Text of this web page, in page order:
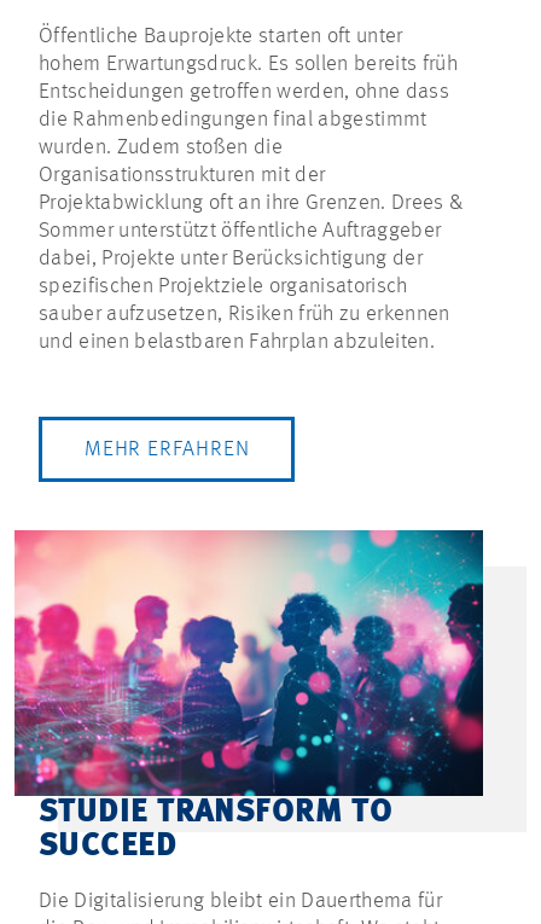
Öffentliche Bauprojekte starten oft unter
hohem Erwartungsdruck. Es sollen bereits früh
Entscheidungen getroffen werden, ohne dass
die Rahmenbedingungen final abgestimmt
wurden. Zudem stoßen die
Organisationsstrukturen mit der
Projektabwicklung oft an ihre Grenzen. Drees &
Sommer unterstützt öffentliche Auftraggeber
dabei, Projekte unter Berücksichtigung der
spezifischen Projektziele organisatorisch
sauber aufzusetzen, Risiken früh zu erkennen
und einen belastbaren Fahrplan abzuleiten.
MEHR ERFAHREN
STUDIE TRANSFORM TO
SUCCEED
Die Digitalisierung bleibt ein Dauerthema für